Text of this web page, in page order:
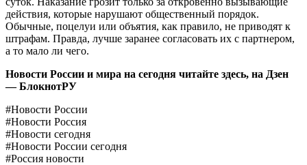
действия, которые нарушают общественный порядок.
Обычные, поцелуи или объятия, как правило, не приводят к
штрафам. Правда, лучше заранее согласовать их с партнером,
а то мало ли чего.
Новости России и мира на сегодня читайте здесь, на Дзен
— БлокнотРУ
#Новости России
#Новости Россия
#Новости сегодня
#Новости России сегодня
#Россия новости